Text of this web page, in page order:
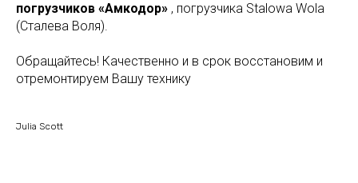
погрузчиков «Амкодор» , погрузчика Stalowa Wola
(Сталева Воля).
Обращайтесь! Качественно и в срок восстановим и
отремонтируем Вашу технику
Julia Scott